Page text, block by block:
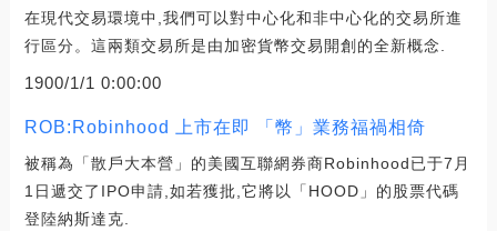
在現代交易環境中,我們可以對中心化和非中心化的交易所進
行區分。這兩類交易所是由加密貨幣交易開創的全新概念.
1900/1/1 0:00:00
ROB:Robinhood 上市在即 「幣」業務福禍相倚
被稱為「散戶大本營」的美國互聯網券商Robinhood已于7月
1日遞交了IPO申請,如若獲批,它將以「HOOD」的股票代碼
登陸納斯達克.